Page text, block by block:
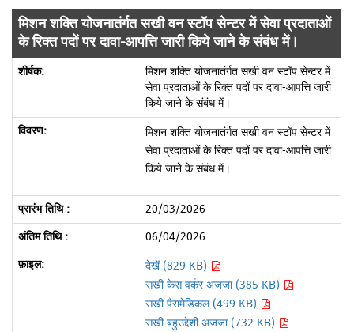
मिशन शक्ति योजनातंर्गत सखी वन स्टॉप सेन्टर में सेवा प्रदाताओं
के रिक्त पदों पर दावा-आपत्ति जारी किये जाने के संबंध में।
मिशन शक्ति योजनातंर्गत सखी वन स्टॉप सेन्टर में
सेवा प्रदाताओं के रिक्त पदों पर दावा-आपत्ति जारी
किये जाने के संबंध में।
मिशन शक्ति योजनातंर्गत सखी वन स्टॉप सेन्टर में
सेवा प्रदाताओं के रिक्त पदों पर दावा-आपत्ति जारी
किये जाने के संबंध में।
20/03/2026
06/04/2026
देखें (829 KB)
सखी केस वर्कर अजजा (385 KB)
सखी पैरामेडिकल (499 KB)
सखी बहुउद्देशी अजजा (732 KB)